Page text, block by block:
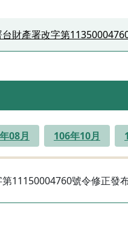
財產署改字第
08月 106年10月
11150004760號令修正